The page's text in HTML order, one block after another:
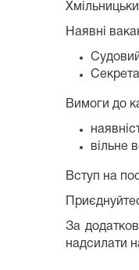
Наявні
Вимоги до
вільне
Вступ на
За
надсилати